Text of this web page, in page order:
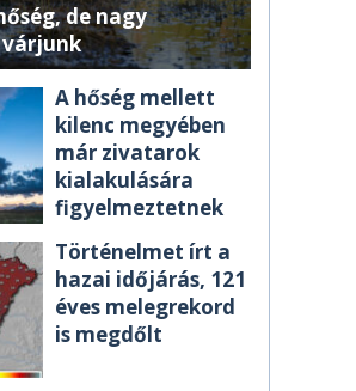
de nagy
A hőség mellett
kilenc megyében
már zivatarok
kialakulására
figyelmeztetnek
Történelmet írt a
hazai időjárás, 121
éves melegrekord
is megdőlt